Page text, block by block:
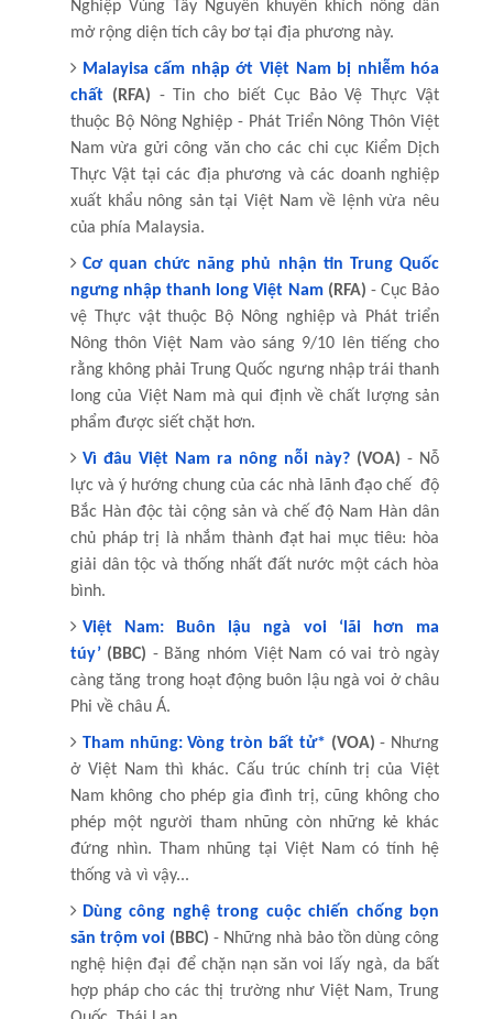
Nghiệp Vùng Tây Nguyên khuyến khích nông dân
mở rộng diện tích cây bơ tại địa phương này.
Malayisa cấm nhập ớt Việt Nam bị nhiễm hóa
chất(RFA) - Tin cho biết Cục Bảo Vệ Thực Vật
thuộc Bộ Nông Nghiệp - Phát Triển Nông Thôn Việt
Nam vừa gửi công văn cho các chi cục Kiểm Dịch
Thực Vật tại các địa phương và các doanh nghiệp
xuất khẩu nông sản tại Việt Nam về lệnh vừa nêu
của phía Malaysia.
Cơ quan chức năng phủ nhận tin Trung Quốc
ngưng nhập thanh long Việt Nam(RFA) - Cục Bảo
vệ Thực vật thuộc Bộ Nông nghiệp và Phát triển
Nông thôn Việt Nam vào sáng 9/10 lên tiếng cho
rằng không phải Trung Quốc ngưng nhập trái thanh
long của Việt Nam mà qui định về chất lượng sản
phẩm được siết chặt hơn.
Vì đâu Việt Nam ra nông nỗi này? (VOA) - Nỗ
lực và ý hướng chung của các nhà lãnh đạo chế độ
Bắc Hàn độc tài cộng sản và chế độ Nam Hàn dân
chủ pháp trị là nhắm thành đạt hai mục tiêu: hòa
giải dân tộc và thống nhất đất nước một cách hòa
bình.
Việt Nam: Buôn lậu ngà voi ‘lãi hơn ma
túy’(BBC) - Băng nhóm Việt Nam có vai trò ngày
càng tăng trong hoạt động buôn lậu ngà voi ở châu
Phi về châu Á.
Tham nhũng: Vòng tròn bất tử* (VOA) - Nhưng
ở Việt Nam thì khác. Cấu trúc chính trị của Việt
Nam không cho phép gia đình trị, cũng không cho
phép một người tham nhũng còn những kẻ khác
đứng nhìn. Tham nhũng tại Việt Nam có tính hệ
thống và vì vậy...
Dùng công nghệ trong cuộc chiến chống bọn
săn trộm voi(BBC) - Những nhà bảo tồn dùng công
nghệ hiện đại để chặn nạn săn voi lấy ngà, da bất
hợp pháp cho các thị trường như Việt Nam, Trung